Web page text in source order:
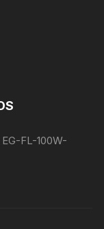
FL-100W-